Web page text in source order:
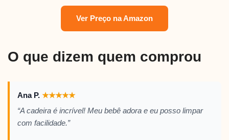
Ver Preço na Amazon
O que dizem quem comprou
Ana P. ★★★★★
“A cadeira é incrível! Meu bebê adora e eu posso limpar
com facilidade.”